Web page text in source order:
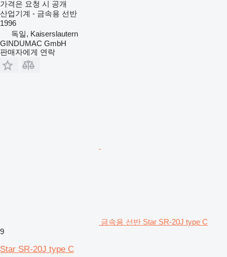
가격은 요청 시 공개
산업기계 - 금속용 선반
1996
독일, Kaiserslautern
GINDUMAC GmbH
판매자에게 연락
금속용 선반 Star SR-20J type C
9
Star SR-20J type C